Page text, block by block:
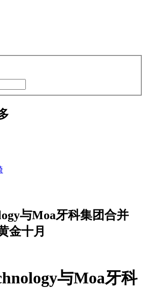
与Moa牙科集团合并
金十月
与Moa牙科